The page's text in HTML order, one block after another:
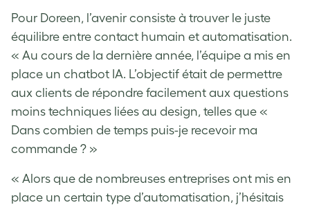
Pour Doreen, l’avenir consiste à trouver le juste
équilibre entre contact humain et automatisation.
« Au cours de la dernière année, l’équipe a mis en
place un chatbot IA. L’objectif était de permettre
aux clients de répondre facilement aux questions
moins techniques liées au design, telles que «
Dans combien de temps puis-je recevoir ma
commande ? »
« Alors que de nombreuses entreprises ont mis en
place un certain type d’automatisation, j’hésitais